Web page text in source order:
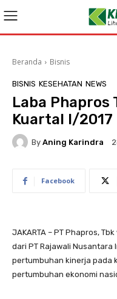
Beranda Bisnis
BISNIS KESEHATAN NEWS
​Laba Phapros
Kuartal I/2017
By Aning Karindra
Facebook
JAKARTA – PT Phapros,
dari PT Rajawali
pertumbuhan kinerja pada
pertumbuhan ekonomi